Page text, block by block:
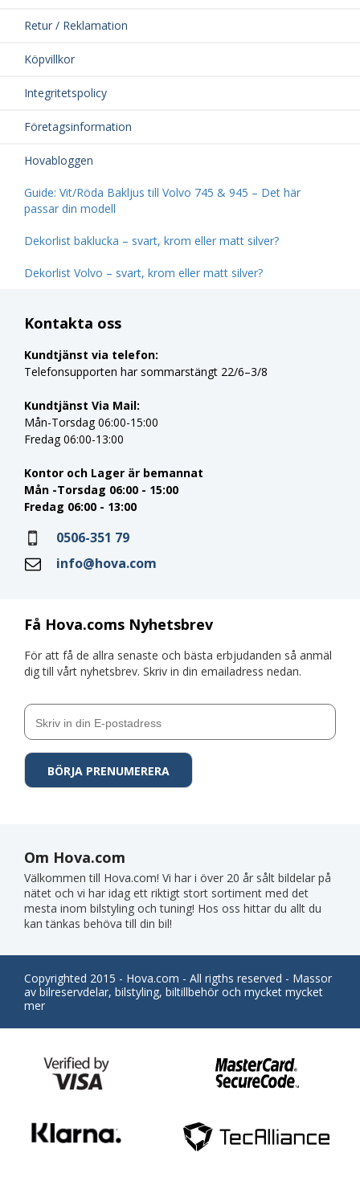
Retur / Reklamation
Köpvillkor
Integritetspolicy
Företagsinformation
Hovabloggen
Guide: Vit/Röda Bakljus till Volvo 745 & 945 – Det här
passar din modell
Dekorlist baklucka – svart, krom eller matt silver?
Dekorlist Volvo – svart, krom eller matt silver?
Få Hova.coms Nyhetsbrev
För att få de allra senaste och bästa erbjudanden så anmäl
dig till vårt nyhetsbrev. Skriv in din emailadress nedan.
Kontakta oss
Kundtjänst via telefon:
Telefonsupporten har sommarstängt 22/6–3/8
Kundtjänst Via Mail:
Mån-Torsdag 06:00-15:00
Fredag 06:00-13:00
Kontor och Lager är bemannat
Mån -Torsdag 06:00 - 15:00
Fredag 06:00 - 13:00
0506-351 79
info@hova.com
Om Hova.com
Välkommen till Hova.com! Vi har i över 20 år sålt bildelar på
nätet och vi har idag ett riktigt stort sortiment med det
mesta inom bilstyling och tuning! Hos oss hittar du allt du
kan tänkas behöva till din bil!
Copyrighted 2015 - Hova.com - All rigths reserved - Massor
av bilreservdelar, bilstyling, biltillbehör och mycket mycket
mer